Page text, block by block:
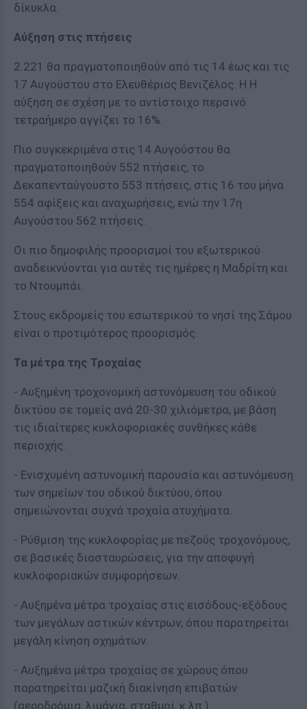
δίκυκλα.
Αύξηση στις πτήσεις
2.221 θα πραγματοποιηθούν από τις 14 έως και τις
17 Αυγούστου στο Ελευθέριος Βενιζέλος. Η Η
αύξηση σε σχέση με το αντίστοιχο περσινό
τετραήμερο αγγίζει το 16%.
Πιο συγκεκριμένα στις 14 Αυγούστου θα
πραγματοποιηθούν 552 πτήσεις, το
Δεκαπενταύγουστο 553 πτήσεις, στις 16 του μήνα
554 αφίξεις και αναχωρήσεις, ενώ την 17η
Αυγούστου 562 πτήσεις.
Οι πιο δημοφιλής προορισμοί του εξωτερικού
αναδεικνύονται για αυτές τις ημέρες η Μαδρίτη και
το Ντουμπάι.
Στους εκδρομείς του εσωτερικού το νησί της Σάμου
είναι ο προτιμότερος προορισμός.
Τα μέτρα της Τροχαίας
- Αυξημένη τροχονομική αστυνόμευση του οδικού
δικτύου σε τομείς ανά 20-30 χιλιόμετρα, με βάση
τις ιδιαίτερες κυκλοφοριακές συνθήκες κάθε
περιοχής.
- Ενισχυμένη αστυνομική παρουσία και αστυνόμευση
των σημείων του οδικού δικτύου, όπου
σημειώνονται συχνά τροχαία ατυχήματα.
- Ρύθμιση της κυκλοφορίας με πεζούς τροχονόμους,
σε βασικές διασταυρώσεις, για την αποφυγή
κυκλοφοριακών συμφορήσεων.
- Αυξημένα μέτρα τροχαίας στις εισόδους-εξόδους
των μεγάλων αστικών κέντρων, όπου παρατηρείται
μεγάλη κίνηση οχημάτων.
- Αυξημένα μέτρα τροχαίας σε χώρους όπου
παρατηρείται μαζική διακίνηση επιβατών
(αεροδρόμια, λιμάνια, σταθμοί, κ.λπ.)